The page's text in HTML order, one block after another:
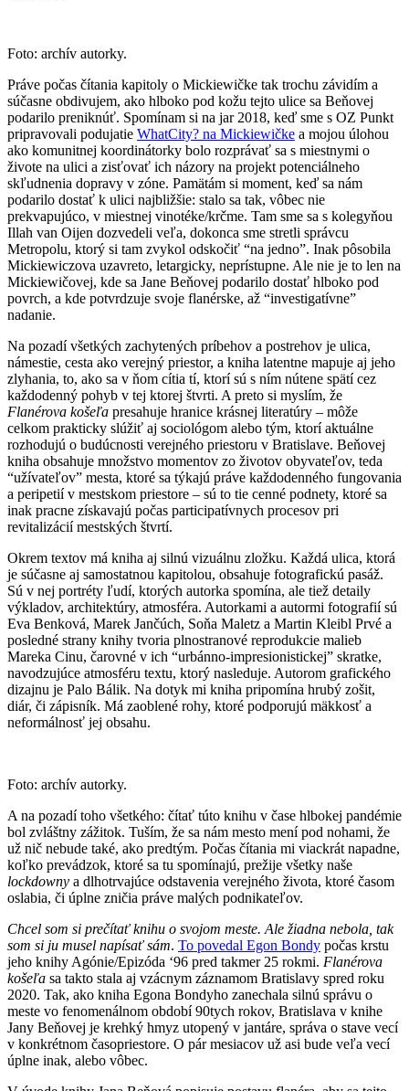
Foto: archív autorky.
Práve počas čítania kapitoly o Mickiewičke tak trochu závidím a
súčasne obdivujem, ako hlboko pod kožu tejto ulice sa Beňovej
podarilo preniknúť. Spomínam si na jar 2018, keď sme s OZ Punkt
pripravovali podujatie WhatCity? na Mickiewičke a mojou úlohou
ako komunitnej koordinátorky bolo rozprávať sa s miestnymi o
živote na ulici a zisťovať ich názory na projekt potenciálneho
skľudnenia dopravy v zóne. Pamätám si moment, keď sa nám
podarilo dostať k ulici najbližšie: stalo sa tak, vôbec nie
prekvapujúco, v miestnej vinotéke/krčme. Tam sme sa s kolegyňou
Illah van Oijen dozvedeli veľa, dokonca sme stretli správcu
Metropolu, ktorý si tam zvykol odskočiť “na jedno”. Inak pôsobila
Mickiewiczova uzavreto, letargicky, neprístupne. Ale nie je to len na
Mickiewičovej, kde sa Jane Beňovej podarilo dostať hlboko pod
povrch, a kde potvrdzuje svoje flanérske, až “investigatívne”
nadanie.
Na pozadí všetkých zachytených príbehov a postrehov je ulica,
námestie, cesta ako verejný priestor, a kniha latentne mapuje aj jeho
zlyhania, to, ako sa v ňom cítia tí, ktorí sú s ním nútene spätí cez
každodenný pohyb v tej ktorej štvrti. A preto si myslím, že
Flanérova košeľa presahuje hranice krásnej literatúry – môže
celkom prakticky slúžiť aj sociológom alebo tým, ktorí aktuálne
rozhodujú o budúcnosti verejného priestoru v Bratislave. Beňovej
kniha obsahuje množstvo momentov zo životov obyvateľov, teda
“užívateľov” mesta, ktoré sa týkajú práve každodenného fungovania
a peripetií v mestskom priestore – sú to tie cenné podnety, ktoré sa
inak pracne získavajú počas participatívnych procesov pri
revitalizácií mestských štvrtí.
Okrem textov má kniha aj silnú vizuálnu zložku. Každá ulica, ktorá
je súčasne aj samostatnou kapitolou, obsahuje fotografickú pasáž.
Sú v nej portréty ľudí, ktorých autorka spomína, ale tiež detaily
výkladov, architektúry, atmosféra. Autorkami a autormi fotografií sú
Eva Benková, Marek Jančúch, Soňa Maletz a Martin Kleibl Prvé a
posledné strany knihy tvoria plnostranové reprodukcie malieb
Mareka Cinu, čarovné v ich “urbánno-impresionistickej” skratke,
navodzujúce atmosféru textu, ktorý nasleduje. Autorom grafického
dizajnu je Palo Bálik. Na dotyk mi kniha pripomína hrubý zošit,
diár, či zápisník. Má zaoblené rohy, ktoré podporujú mäkkosť a
neformálnosť jej obsahu.
Foto: archív autorky.
A na pozadí toho všetkého: čítať túto knihu v čase hlbokej pandémie
bol zvláštny zážitok. Tuším, že sa nám mesto mení pod nohami, že
už nič nebude také, ako predtým. Počas čítania mi viackrát napadne,
koľko prevádzok, ktoré sa tu spomínajú, prežije všetky naše
lockdowny a dlhotrvajúce odstavenia verejného života, ktoré časom
oslabia, či úplne zničia práve malých podnikateľov.
Chcel som si prečítať knihu o svojom meste. Ale žiadna nebola, tak
som si ju musel napísať sám. To povedal Egon Bondy počas krstu
jeho knihy Agónie/Epizóda ‘96 pred takmer 25 rokmi. Flanérova
košeľa sa takto stala aj vzácnym záznamom Bratislavy spred roku
2020. Tak, ako kniha Egona Bondyho zanechala silnú správu o
meste vo fenomenálnom období 90tych rokov, Bratislava v knihe
Jany Beňovej je krehký hmyz utopený v jantáre, správa o stave vecí
v konkrétnom časopriestore. O pár mesiacov už asi bude veľa vecí
úplne inak, alebo vôbec.